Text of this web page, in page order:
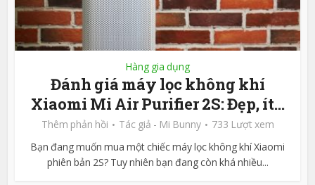
Hàng gia dụng
Đánh giá máy lọc không khí
Xiaomi Mi Air Purifier 2S: Đẹp, ít...
Thêm phản hồi Tác giả - Mi Bunny
733 Lượt xem
Bạn đang muốn mua một chiếc máy lọc không khí Xiaomi
phiên bản 2S? Tuy nhiên bạn đang còn khá nhiều...